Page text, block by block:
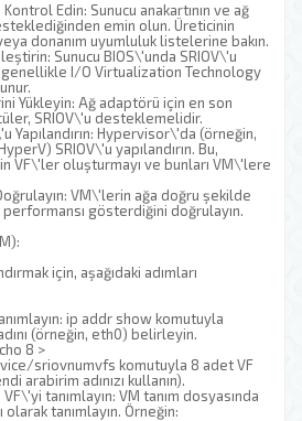
Edin: Sunucu anakartının ve ağ
emin olun. Üreticinin
donanım uyumluluk listelerine bakın.
Sunucu BIOS\'unda SRIOV\'u
I/O Virtualization Technology
Yükleyin: Ağ adaptörü için en son
SRIOV\'u desteklemelidir.
Yapılandırın: Hypervisor\'da (örneğin,
SRIOV\'u yapılandırın. Bu,
VF\'ler oluşturmayı ve bunları VM\'lere
VM\'lerin ağa doğru şekilde
performansı gösterdiğini doğrulayın.
için, aşağıdaki adımları
ip addr show komutuyla
(örneğin, eth0) belirleyin.
8 >
sriovnumvfs komutuyla 8 adet VF
arabirim adınızı kullanın).
tanımlayın: VM tanım dosyasında
olarak tanımlayın. Örneğin: